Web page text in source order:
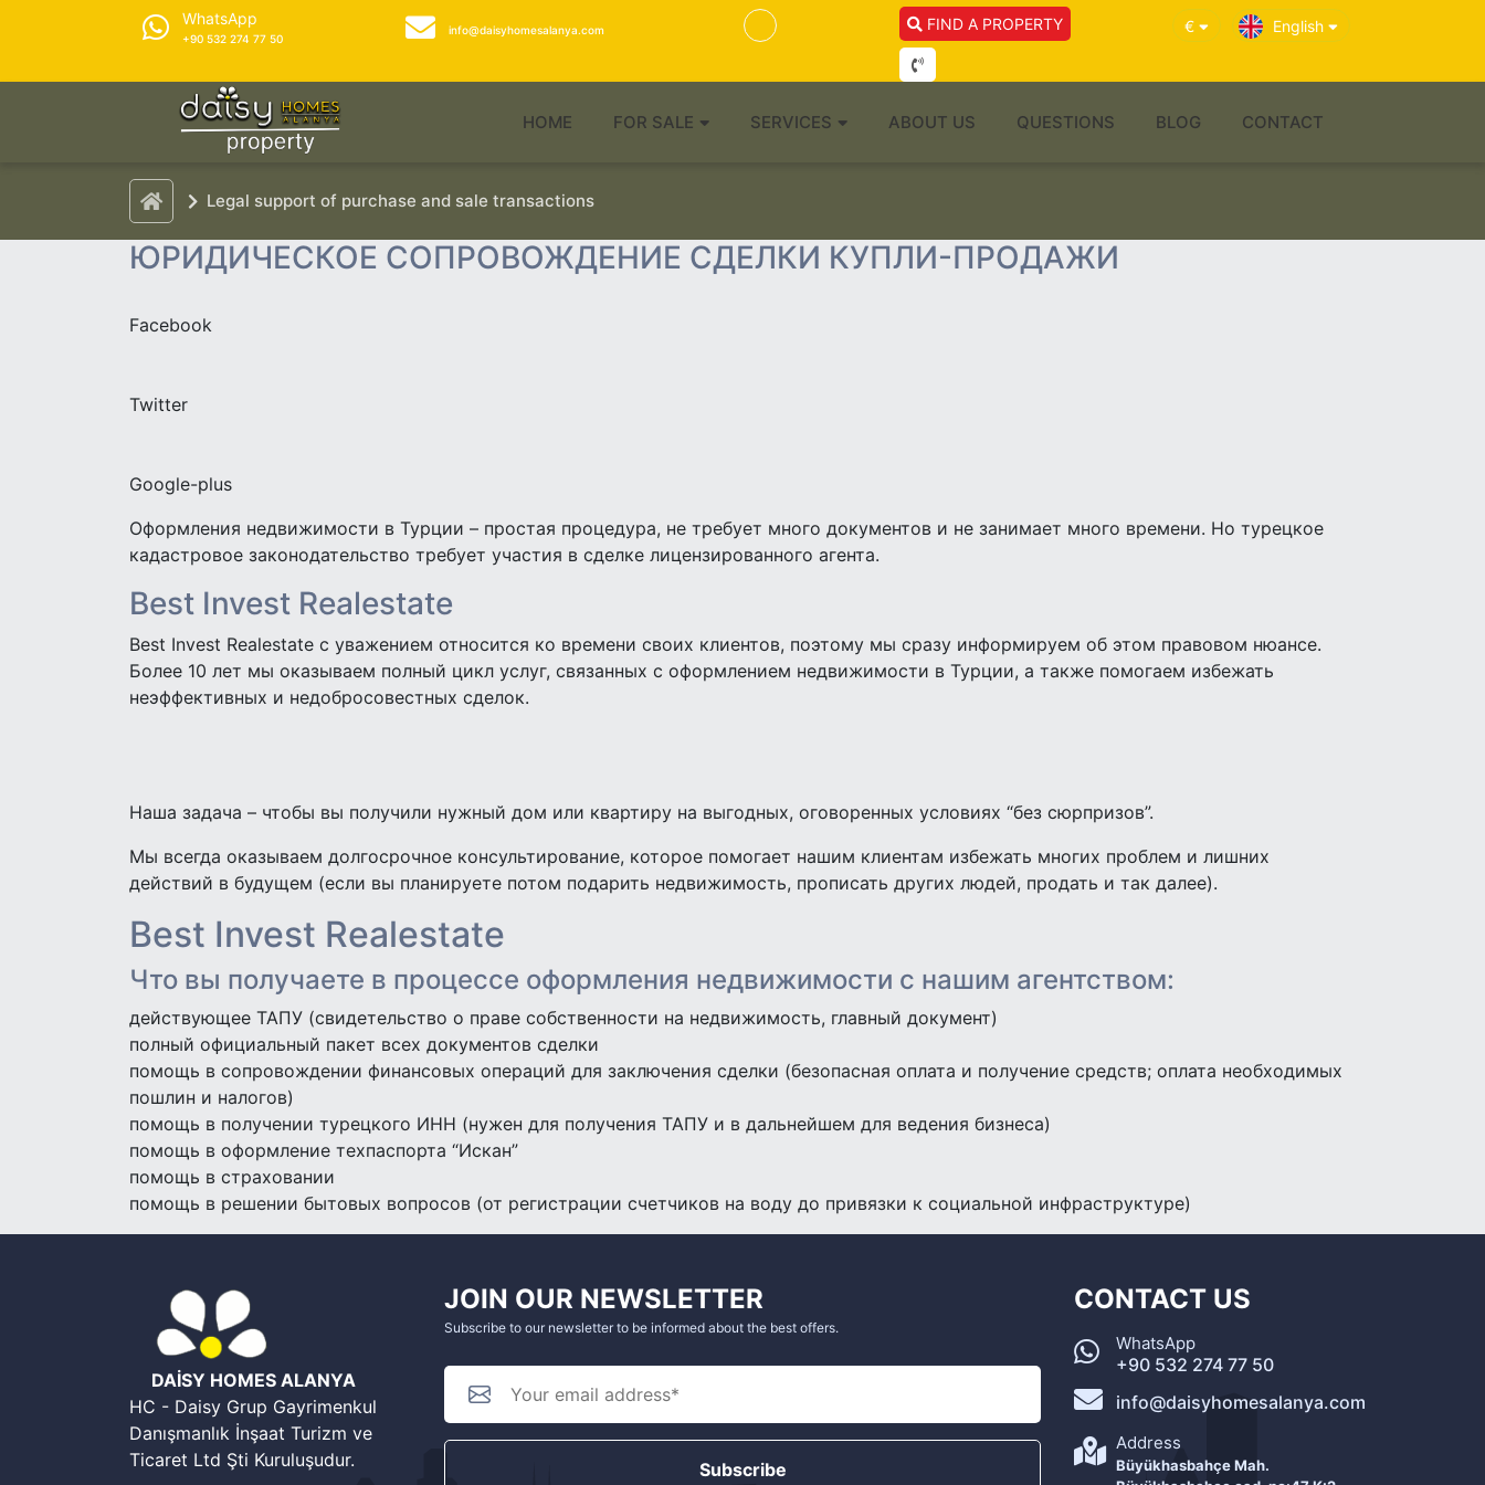
WhatsApp
+90 532 274 77 50
info@daisyhomesalanya.com FIND A PROPERTY € English
HOME FOR SALE SERVICES ABOUT US QUESTIONS BLOG CONTACT
Legal support of purchase and sale transactions
ЮРИДИЧЕСКОЕ СОПРОВОЖДЕНИЕ СДЕЛКИ КУПЛИ-ПРОДАЖИ
Facebook
Twitter
Google-plus
Оформления недвижимости в Турции – простая процедура, не требует много документов и не занимает много времени. Но турецкое
кадастровое законодательство требует участия в сделке лицензированного агента.
Best Invest Realestate
Best Invest Realestate с уважением относится ко времени своих клиентов, поэтому мы сразу информируем об этом правовом нюансе.
Более 10 лет мы оказываем полный цикл услуг, связанных с оформлением недвижимости в Турции, а также помогаем избежать
неэффективных и недобросовестных сделок.
Наша задача – чтобы вы получили нужный дом или квартиру на выгодных, оговоренных условиях “без сюрпризов”.
Мы всегда оказываем долгосрочное консультирование, которое помогает нашим клиентам избежать многих проблем и лишних
действий в будущем (если вы планируете потом подарить недвижимость, прописать других людей, продать и так далее).
Best Invest Realestate
Что вы получаете в процессе оформления недвижимости с нашим агентством:
действующее ТАПУ (свидетельство о праве собственности на недвижимость, главный документ)
полный официальный пакет всех документов сделки
помощь в сопровождении финансовых операций для заключения сделки (безопасная оплата и получение средств; оплата необходимых
пошлин и налогов)
помощь в получении турецкого ИНН (нужен для получения ТАПУ и в дальнейшем для ведения бизнеса)
помощь в оформление техпаспорта “Искан”
помощь в страховании
помощь в решении бытовых вопросов (от регистрации счетчиков на воду до привязки к социальной инфраструктуре)
DAİSY HOMES ALANYA
HC - Daisy Grup Gayrimenkul
Danışmanlık İnşaat Turizm ve
Ticaret Ltd Şti Kuruluşudur.
JOIN OUR NEWSLETTER
Subscribe to our newsletter to be informed about the best offers.
Subscribe
CONTACT US
WhatsApp
+90 532 274 77 50
info@daisyhomesalanya.com
Address
Büyükhasbahçe Mah.